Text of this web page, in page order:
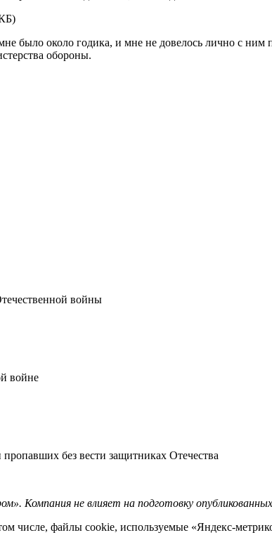
было около годика, и мне не довелось лично с
обороны.
войны
войне
без вести защитниках Отечества
Компания не влияет на подготовку
числе, файлы cookie, используемые «Яндекс-